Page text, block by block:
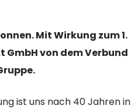
Mit Wirkung zum 1.
von dem Verbund
ist uns nach 40 Jahren in